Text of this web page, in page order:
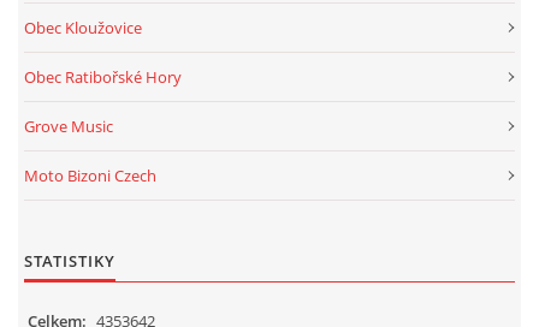
Obec Kloužovice
Obec Ratibořské Hory
Grove Music
Moto Bizoni Czech
STATISTIKY
Celkem: 4353642